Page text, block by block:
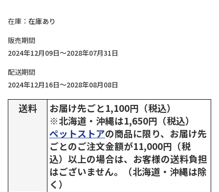
在庫
在庫あり
販売期間
2024年12月09日～2028年07月31日
配送期間
2024年12月16日～2028年08月08日
送料
お届け先ごと1,100円（税込）
※北海道・沖縄は1,650円（税込）
ペットストアの商品に限り、お届け先
ごとのご注文金額が11,000円（税
込）以上の場合は、お客様の送料負担
はございません。（北海道・沖縄は除
く）